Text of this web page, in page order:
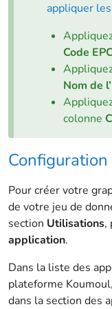
appliquer
Code
Nom de
colonne
Pour créer votre
de votre jeu de
section Utilisations,
application.
Dans la liste des
plateforme
dans la section des